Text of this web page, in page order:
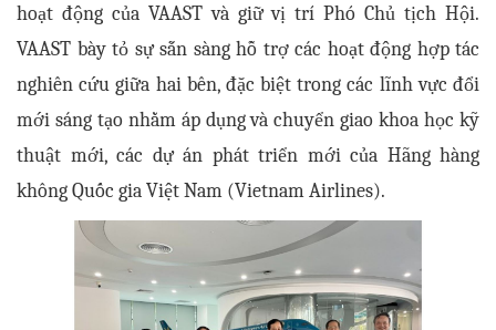
hoạt động của VAAST và giữ vị trí Phó Chủ tịch Hội.
VAAST bày tỏ sự sẵn sàng hỗ trợ các hoạt động hợp tác
nghiên cứu giữa hai bên, đặc biệt trong các lĩnh vực đổi
mới sáng tạo nhằm áp dụng và chuyển giao khoa học kỹ
thuật mới, các dự án phát triển mới của Hãng hàng
không Quốc gia Việt Nam (Vietnam Airlines).